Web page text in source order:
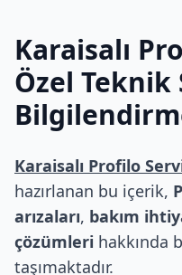
Karaisalı
Özel Teknik
Karaisalı Profilo
hazırlanan bu içerik,
arızaları, bakım
çözümleri hakkında
taşımaktadır.